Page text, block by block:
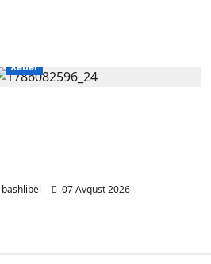
Xəbər
bashlibel 07 Avqust 2026